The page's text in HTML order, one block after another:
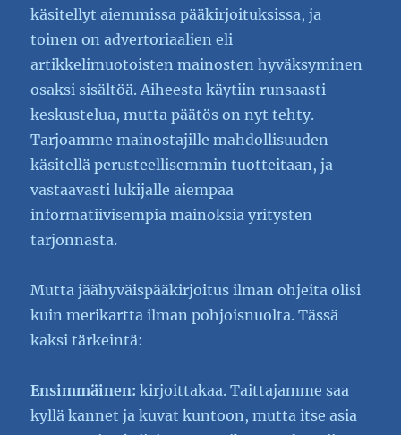
käsitellyt aiemmissa pääkirjoituksissa, ja
toinen on advertoriaalien eli
artikkelimuotoisten mainosten hyväksyminen
osaksi sisältöä. Aiheesta käytiin runsaasti
keskustelua, mutta päätös on nyt tehty.
Tarjoamme mainostajille mahdollisuuden
käsitellä perusteellisemmin tuotteitaan, ja
vastaavasti lukijalle aiempaa
informatiivisempia mainoksia yritysten
tarjonnasta.
Mutta jäähyväispääkirjoitus ilman ohjeita olisi
kuin merikartta ilman pohjoisnuolta. Tässä
kaksi tärkeintä:
Ensimmäinen: kirjoittakaa. Taittajamme saa
kyllä kannet ja kuvat kuntoon, mutta itse asia